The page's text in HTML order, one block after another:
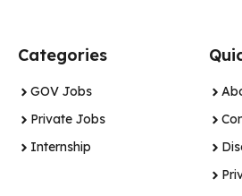
Categories
GOV Jobs
Private Jobs
Internship